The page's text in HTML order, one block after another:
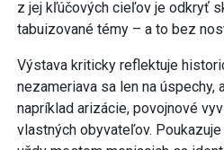
z jej kľúčových cieľov je odkryť
tabuizované témy – a to bez
Výstava kriticky reflektuje
nezameriava sa len na úspechy,
napríklad arizácie, povojnové
vlastných obyvateľov.